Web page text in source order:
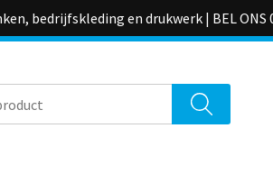
bedrijfskleding en drukwerk | BEL ONS